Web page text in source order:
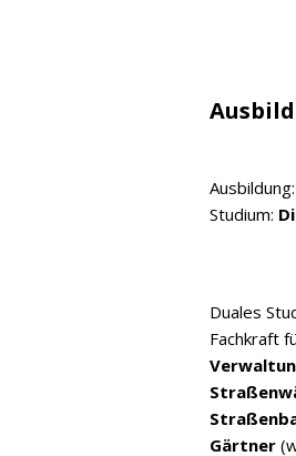
Ausbildung:
Studium:
Duales
Fachkraft
Gärtner